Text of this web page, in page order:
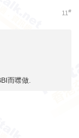
11#
而噤做.